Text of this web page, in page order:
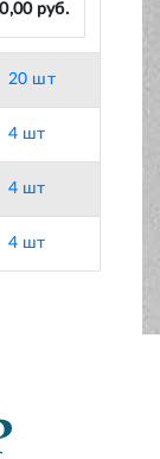
руб.
20 шт
4 шт
4 шт
4 шт